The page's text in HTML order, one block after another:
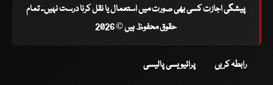
پیشگی اجازت کسی بھی صورت میں استعمال یا نقل کرنا درست نہیں۔ تمام
حقوق محفوظ ہیں © 2026
رابطہ کریں پرائیویسی پالیسی